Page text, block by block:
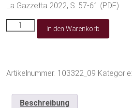
La Gazzetta 2022, S. 57-61 (PDF)
2022_09_Reto
Müller:
S.
Menge
In den Warenkorb
Artikelnummer: 103322_09 Kategorie:
Beschreibung